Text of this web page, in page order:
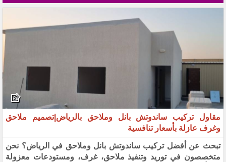
مقاول تركيب ساندوتش بانل وملاحق بالرياض|تصميم ملاحق
وغرف عازلة بأسعار تنافسية
تبحث عن أفضل تركيب ساندوتش بانل وملاحق في الرياض؟ نحن
متخصصون في توريد وتنفيذ ملاحق، غرف، ومستودعات معزولة